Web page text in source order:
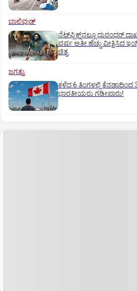
ಬಾಲಿವುಡ್‌
ನೆಟ್‌ಫ್ಲಿಕ್ಸ್‌ನಲ್ಲೂ ಧುರಂಧರ್‌
ವರ್ಷ ಅತೀ ಹೆಚ್ಚು ವೀಕ್ಷಿಸಿದ
ಚಿತ್ರ
ಜಗತ್ತು
ಕಳೆದ 6 ತಿಂಗಳಲ್ಲಿ ಕೆನಡಾದಿಂದ
ಭಾರತೀಯರು ಗಡೀಪಾರು!